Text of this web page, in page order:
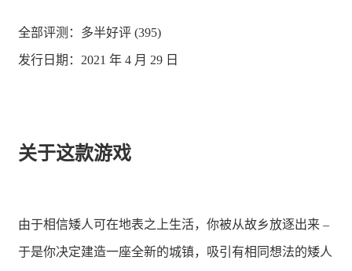
全部评测： 多半好评 (395)
发行日期：2021 年 4 月 29 日
关于这款游戏
由于相信矮人可在地表之上生活，你被从故乡放逐出来 –
于是你决定建造一座全新的城镇，吸引有相同想法的矮人